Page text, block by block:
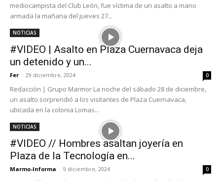
mediocampista del Club León, fue víctima de un asalto a mano
armada la mañana del jueves 27...
NOTICIAS
#VIDEO | Asalto en Plaza Cuernavaca deja
un detenido y un...
Fer - 29 diciembre, 2024 0
Redacción | Grupo Marmor La noche del sábado 28 de diciembre,
un asalto sorprendió a los visitantes de Plaza Cuernavaca,
ubicada en la colonia Lomas...
NOTICIAS
#VIDEO // Hombres asaltan joyería en
Plaza de la Tecnología en...
Marmo-Informa - 9 diciembre, 2024 0